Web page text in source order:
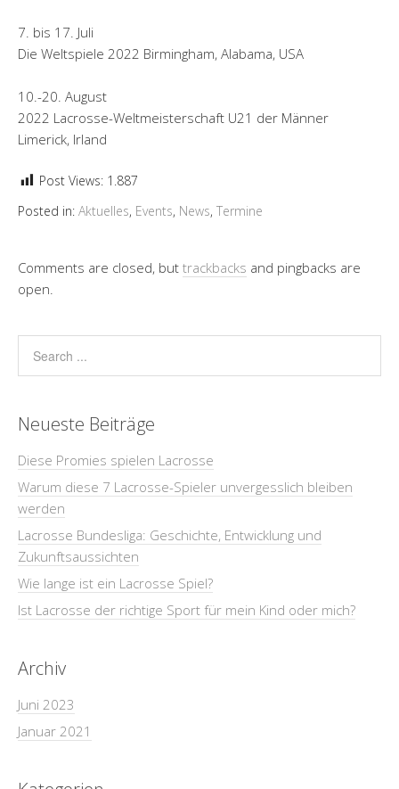
7. bis 17. Juli
Die Weltspiele 2022 Birmingham, Alabama, USA
10.-20. August
2022 Lacrosse-Weltmeisterschaft U21 der Männer
Limerick, Irland
Post Views: 1.887
Posted in: Aktuelles, Events, News, Termine
Comments are closed, but trackbacks and pingbacks are
open.
Neueste Beiträge
Diese Promies spielen Lacrosse
Warum diese 7 Lacrosse-Spieler unvergesslich bleiben
werden
Lacrosse Bundesliga: Geschichte, Entwicklung und
Zukunftsaussichten
Wie lange ist ein Lacrosse Spiel?
Ist Lacrosse der richtige Sport für mein Kind oder mich?
Archiv
Juni 2023
Januar 2021